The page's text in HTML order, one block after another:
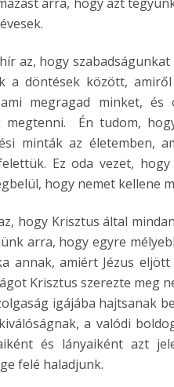
az, hogy
a döntések között,
megragad minket, és
megtenni. Én tudom,
minták az életemben,
Ez oda vezet,
hogy nemet kellene
hogy Krisztus által
arra, hogy egyre
annak, amiért Jézus
Krisztus szerezte meg
igájába hajtsanak
a valódi
és lányaiként azt
felé haladjunk.